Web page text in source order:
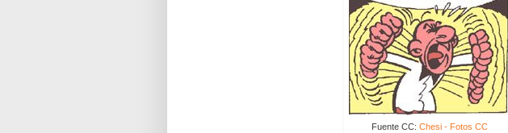
Fuente CC: Chesi - Fotos CC